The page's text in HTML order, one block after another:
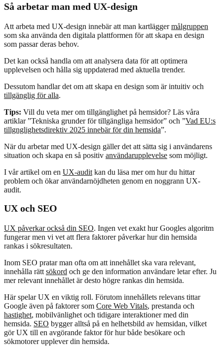
Så arbetar man med UX-design
Att arbeta med UX-design innebär att man kartläggermålgruppen
som ska använda den digitala plattformen för att skapa en design
som passar deras behov.
Det kan också handla om att analysera data för att optimera
upplevelsen och hålla sig uppdaterad med aktuella trender.
Dessutom handlar det om att skapa en design som är intuitiv och
tillgänglig för alla.
Tips: Vill du veta mer om tillgänglighet på hemsidor? Läs våra
artiklar ”Tekniska grunder för tillgängliga hemsidor” och ”Vad EU:s
tillgnglighetsdirektiv 2025 innebär för din hemsida”.
När du arbetar med UX-design gäller det att sätta sig i användarens
situation och skapa en så positiv användarupplevelse som möjligt.
I vår artikel om en UX-audit kan du läsa mer om hur du hittar
problem och ökar användarnöjdheten genom en noggrann UX-
audit.
UX och SEO
UX påverkar också din SEO. Ingen vet exakt hur Googles algoritm
fungerar men vi vet att flera faktorer påverkar hur din hemsida
rankas i sökresultaten.
Inom SEO pratar man ofta om att innehållet ska vara relevant,
innehålla rätt sökord och ge den information användare letar efter. Ju
mer relevant innehållet är desto högre rankas din hemsida.
Här spelar UX en viktig roll. Förutom innehållets relevans tittar
Google även på faktorer som Core Web Vitals, prestanda och
hastighet, mobilvänlighet och tidigare interaktioner med din
hemsida. SEO bygger alltså på en helhetsbild av hemsidan, vilket
gör UX till en avgörande faktor för hur både besökare och
sökmotorer upplever din hemsida.